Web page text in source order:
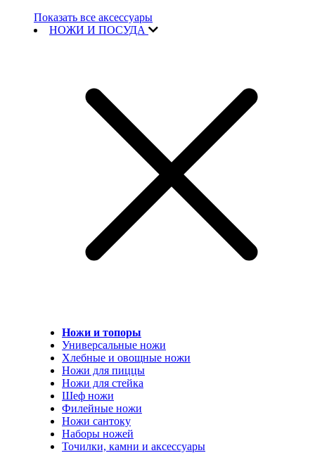
Показать все аксессуары
НОЖИ И ПОСУДА
Ножи и топоры
Универсальные ножи
Хлебные и овощные ножи
Ножи для пиццы
Ножи для стейка
Шеф ножи
Филейные ножи
Ножи сантоку
Наборы ножей
Точилки, камни и аксессуары